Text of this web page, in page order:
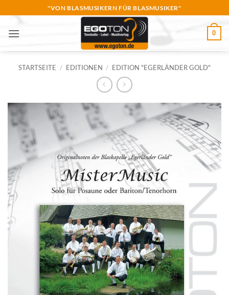
Inhalt
springen
"VON BLASMUSIKERN FÜR BLASMUSIKER"
0
STARTSEITE / EDITIONEN / EDITION "EGERLÄNDER GOLD"